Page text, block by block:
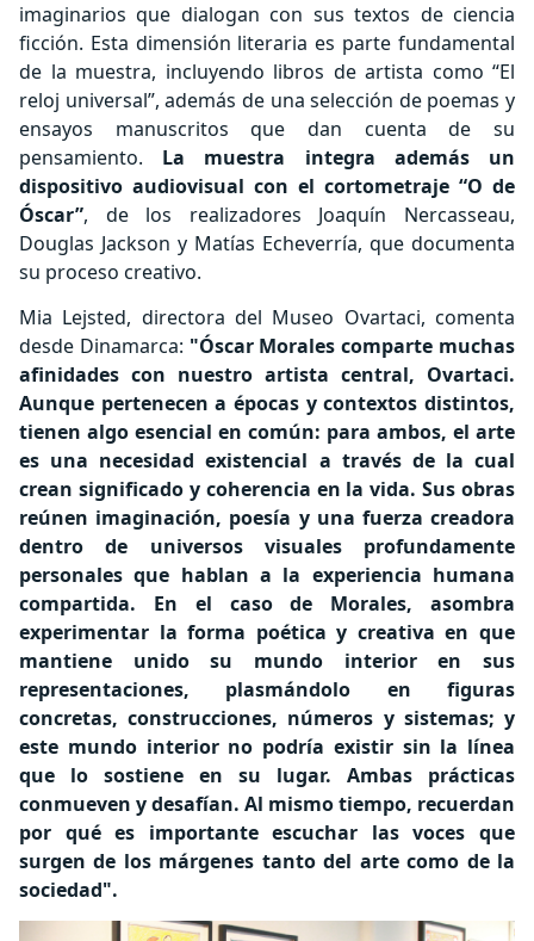
imaginarios que dialogan con sus textos de ciencia
ficción. Esta dimensión literaria es parte fundamental
de la muestra, incluyendo libros de artista como “El
reloj universal”, además de una selección de poemas y
ensayos manuscritos que dan cuenta de su
pensamiento. La muestra integra además un
dispositivo audiovisual con el cortometraje “O de
Óscar”, de los realizadores Joaquín Nercasseau,
Douglas Jackson y Matías Echeverría, que documenta
su proceso creativo.
Mia Lejsted, directora del Museo Ovartaci, comenta
desde Dinamarca: "Óscar Morales comparte muchas
afinidades con nuestro artista central, Ovartaci.
Aunque pertenecen a épocas y contextos distintos,
tienen algo esencial en común: para ambos, el arte
es una necesidad existencial a través de la cual
crean significado y coherencia en la vida. Sus obras
reúnen imaginación, poesía y una fuerza creadora
dentro de universos visuales profundamente
personales que hablan a la experiencia humana
compartida. ​E​n el caso de Morales, asombra
experimentar la forma poética y creativa en que
mantiene unido su mundo interior en sus
representaciones, plasmándolo en figuras
concretas, construcciones, números y sistemas; y
este mundo interior no podría existir sin la línea
que lo sostiene en su lugar. Ambas prácticas
conmueven y desafían. Al mismo tiempo, recuerdan
por qué es importante escuchar las voces que
surgen de los márgenes tanto del arte como de la
sociedad".